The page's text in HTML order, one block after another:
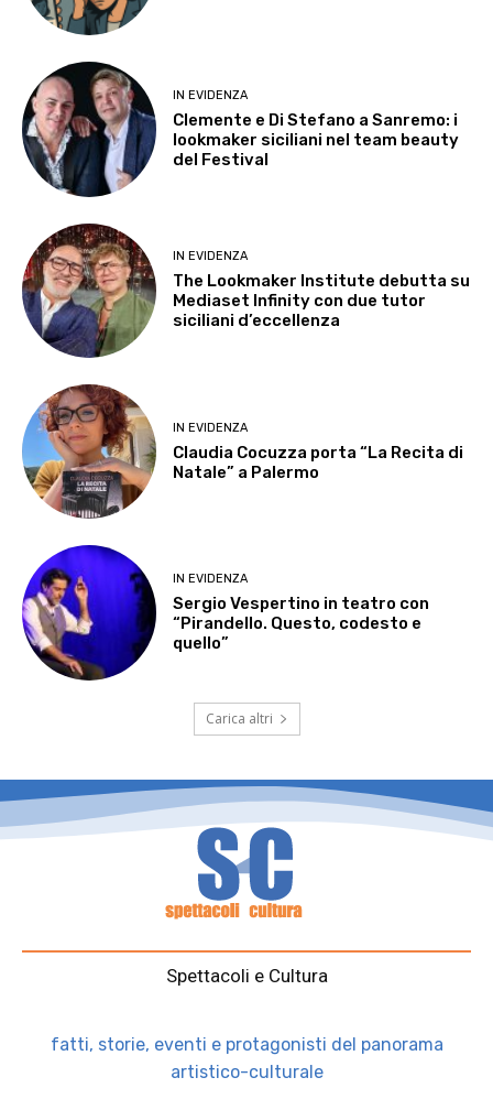
IN EVIDENZA
Clemente e Di Stefano a Sanremo: i
lookmaker siciliani nel team beauty
del Festival
IN EVIDENZA
The Lookmaker Institute debutta su
Mediaset Infinity con due tutor
siciliani d’eccellenza
IN EVIDENZA
Claudia Cocuzza porta “La Recita di
Natale” a Palermo
IN EVIDENZA
Sergio Vespertino in teatro con
“Pirandello. Questo, codesto e
quello”
Carica altri
Spettacoli e Cultura
fatti, storie, eventi e protagonisti del panorama
artistico-culturale